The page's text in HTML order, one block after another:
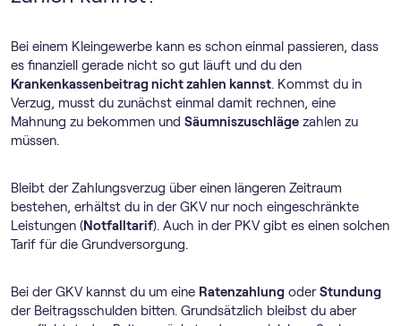
Bei einem Kleingewerbe kann es schon einmal passieren, dass
es finanziell gerade nicht so gut läuft und du den
Krankenkassenbeitrag nicht zahlen kannst. Kommst du in
Verzug, musst du zunächst einmal damit rechnen, eine
Mahnung zu bekommen und Säumniszuschläge zahlen zu
müssen.
Bleibt der Zahlungsverzug über einen längeren Zeitraum
bestehen, erhältst du in der GKV nur noch eingeschränkte
Leistungen (Notfalltarif). Auch in der PKV gibt es einen solchen
Tarif für die Grundversorgung.
Bei der GKV kannst du um eine Ratenzahlung oderStundung
der Beitragsschulden bitten. Grundsätzlich bleibst du aber